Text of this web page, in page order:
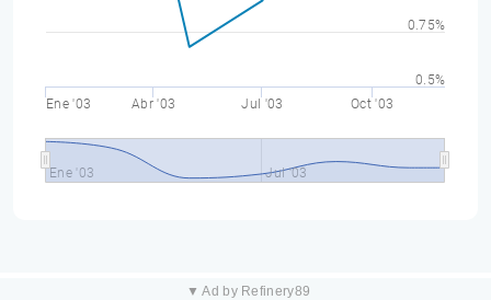
Ene '03 Abr '03 Jul '03 Oct '03
Ene '03 Jul '03
0.5%
0.75%
▼ Ad by Refinery89